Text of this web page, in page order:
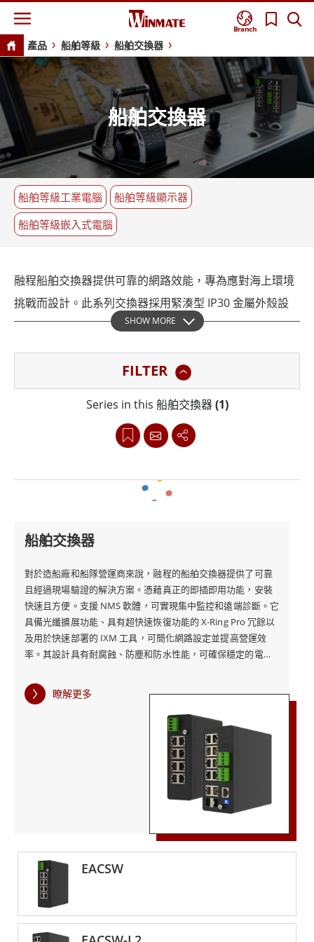
Branch
產品 船舶等級 船舶交換器
船舶交換器
船舶等級工業電腦
船舶等級顯示器
船舶等級嵌入式電腦
融程船舶交換器提供可靠的網路效能，專為應對海上環境
挑戰而設計。此系列交換器採用緊湊型 IP30 金屬外殼設
計，包含支援 PoE 和光纖擴展的型號，可滿足各種船上需
和鹽霧環境下也能可靠運作。無論是用於導航控制、照明
或即時資料傳輸，融程都能實現無縫安全的船上通訊。
SHOW MORE
FILTER
Series in this 船舶交換器(1)
船舶交換器
對於造船廠和船隊營運商來說，融程的船舶交換器提供了可靠
且經過現場驗證的解決方案。憑藉真正的即插即用功能，安裝
快速且方便。支援 NMS 軟體，可實現集中監控和遠端診斷。它
具備光纖擴展功能、具有超快速恢復功能的 X-Ring Pro 冗餘以
及用於快速部署的 IXM 工具，可簡化網路設定並提高營運效
率。其設計具有耐腐蝕、防塵和防水性能，可確保穩定的電氣
瞭解更多
EACSW